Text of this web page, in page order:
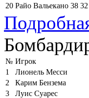
20 Райо Вальекано 38 32
№ Игрок
1
Лионель Месси
2
Карим Бензема
3
Луис Суарес